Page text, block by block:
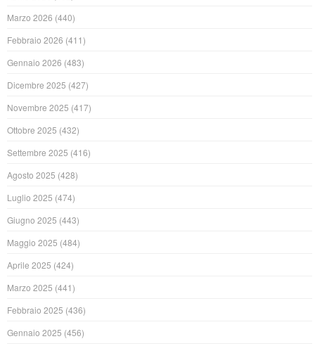
Marzo 2026 (440)
Febbraio 2026 (411)
Gennaio 2026 (483)
Dicembre 2025 (427)
Novembre 2025 (417)
Ottobre 2025 (432)
Settembre 2025 (416)
Agosto 2025 (428)
Luglio 2025 (474)
Giugno 2025 (443)
Maggio 2025 (484)
Aprile 2025 (424)
Marzo 2025 (441)
Febbraio 2025 (436)
Gennaio 2025 (456)